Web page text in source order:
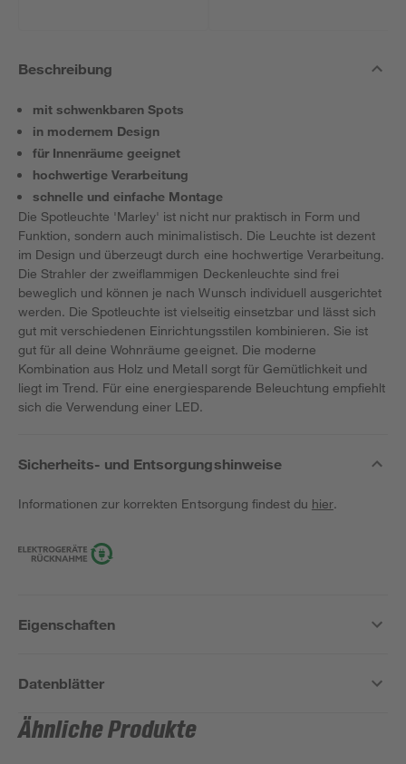
Beschreibung
mit schwenkbaren Spots
in modernem Design
für Innenräume geeignet
hochwertige Verarbeitung
schnelle und einfache Montage
Die Spotleuchte 'Marley' ist nicht nur praktisch in Form und
Funktion, sondern auch minimalistisch. Die Leuchte ist dezent
im Design und überzeugt durch eine hochwertige Verarbeitung.
Die Strahler der zweiflammigen Deckenleuchte sind frei
beweglich und können je nach Wunsch individuell ausgerichtet
werden. Die Spotleuchte ist vielseitig einsetzbar und lässt sich
gut mit verschiedenen Einrichtungsstilen kombinieren. Sie ist
gut für all deine Wohnräume geeignet. Die moderne
Kombination aus Holz und Metall sorgt für Gemütlichkeit und
liegt im Trend. Für eine energiesparende Beleuchtung empfiehlt
sich die Verwendung einer LED.
Sicherheits- und Entsorgungshinweise
Informationen zur korrekten Entsorgung findest du hier.
Eigenschaften
Datenblätter
Ähnliche Produkte